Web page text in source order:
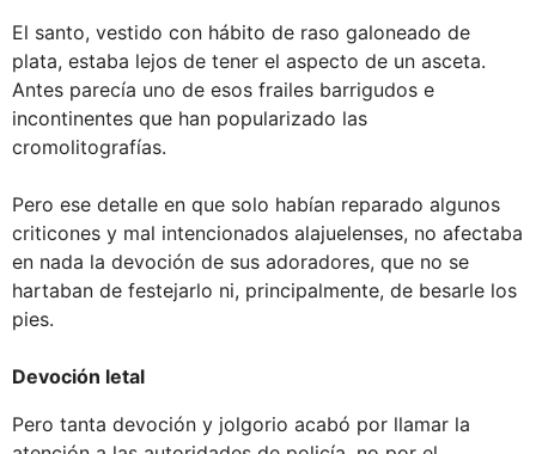
El santo, vestido con hábito de raso galoneado de
plata, estaba lejos de tener el aspecto de un asceta.
Antes parecía uno de esos frailes barrigudos e
incontinentes que han popularizado las
cromolitografías.
Pero ese detalle en que solo habían reparado algunos
criticones y mal intencionados alajuelenses, no afectaba
en nada la devoción de sus adoradores, que no se
hartaban de festejarlo ni, principalmente, de besarle los
pies.
Devoción letal
Pero tanta devoción y jolgorio acabó por llamar la